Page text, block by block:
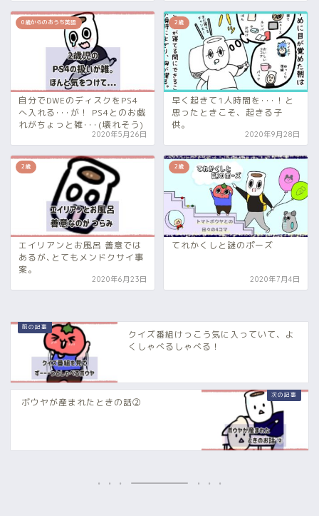
0歳からのおうち英語
自分でDWEのディスクをPS4
へ入れる･･･が！ PS4とのお戯
れがちょっと雑･･･(壊れそう)
2020年5月26日
2歳
早く起きて1人時間を･･･！と
思ったときこそ、起きる子
供。
2020年9月28日
2歳
エイリアンとお風呂 善意では
あるが､とてもメンドクサイ事
案。
2020年6月23日
2歳
てれかくしと謎のポーズ
2020年7月4日
クイズ番組けっこう気に入っていて、よ
くしゃべるしゃべる！
ボウヤが産まれたときの話②